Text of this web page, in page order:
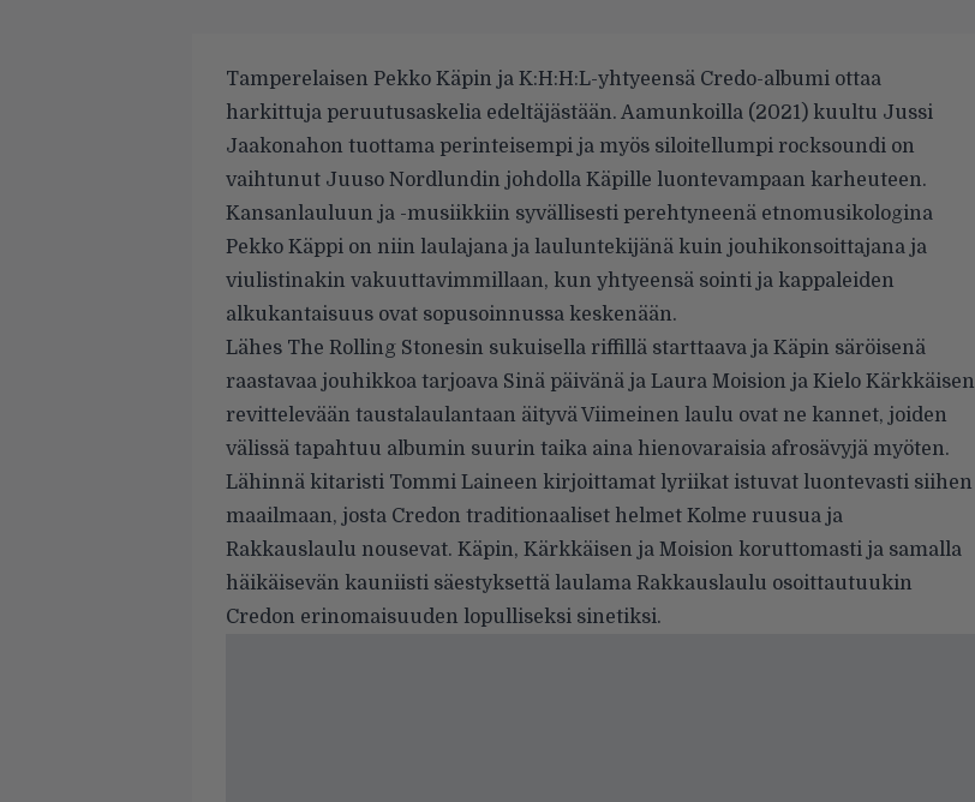
Tamperelaisen Pekko Käpin ja K:H:H:L-yhtyeensä Credo-albumi ottaa
harkittuja peruutusaskelia edeltäjästään. Aamunkoilla (2021) kuultu Jussi
Jaakonahon tuottama perinteisempi ja myös siloitellumpi rocksoundi on
vaihtunut Juuso Nordlundin johdolla Käpille luontevampaan karheuteen.
Kansanlauluun ja -musiikkiin syvällisesti perehtyneenä etnomusikologina
Pekko Käppi on niin laulajana ja lauluntekijänä kuin jouhikonsoittajana ja
viulistinakin vakuuttavimmillaan, kun yhtyeensä sointi ja kappaleiden
alkukantaisuus ovat sopusoinnussa keskenään.
Lähes The Rolling Stonesin sukuisella riffillä starttaava ja Käpin säröisenä
raastavaa jouhikkoa tarjoava Sinä päivänä ja Laura Moision ja Kielo Kärkkäisen
revittelevään taustalaulantaan äityvä Viimeinen laulu ovat ne kannet, joiden
välissä tapahtuu albumin suurin taika aina hienovaraisia afrosävyjä myöten.
Lähinnä kitaristi Tommi Laineen kirjoittamat lyriikat istuvat luontevasti siihen
maailmaan, josta Credon traditionaaliset helmet Kolme ruusua ja
Rakkauslaulu nousevat. Käpin, Kärkkäisen ja Moision koruttomasti ja samalla
häikäisevän kauniisti säestyksettä laulama Rakkauslaulu osoittautuukin
Credon erinomaisuuden lopulliseksi sinetiksi.